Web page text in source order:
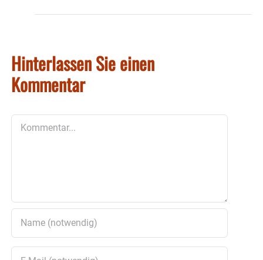
Hinterlassen Sie einen
Kommentar